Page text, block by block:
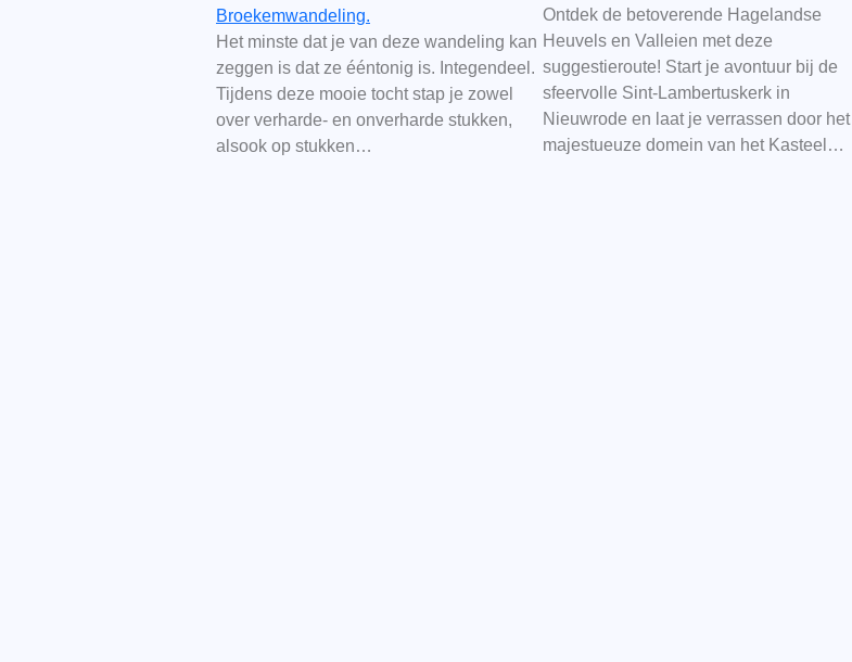
Broekemwandeling.
Het minste dat je van deze wandeling kan
zeggen is dat ze ééntonig is. Integendeel.
Tijdens deze mooie tocht stap je zowel
over verharde- en onverharde stukken,
alsook op stukken…
Ontdek de betoverende Hagelandse
Heuvels en Valleien met deze
suggestieroute! Start je avontuur bij de
sfeervolle Sint-Lambertuskerk in
Nieuwrode en laat je verrassen door het
majestueuze domein van het Kasteel…